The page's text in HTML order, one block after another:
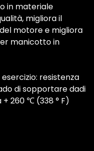
in materiale
migliora il
motore e migliora
manicotto in
resistenza
di sopportare dadi
260 ℃ (338 ° F)